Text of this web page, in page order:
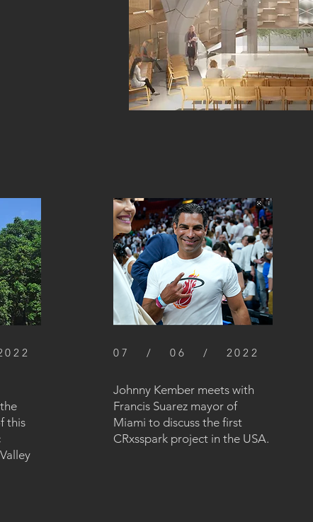
this
07 / 06 / 2022
Johnny Kember meets with
Francis Suarez mayor of
Miami to discuss the first
CRxsspark project in the USA.